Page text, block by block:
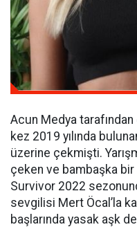
Acun Medya
kez 2019 yılında
üzerine çekmişti.
çeken ve bambaşka
Survivor 2022
sevgilisi Mert Öcal’la
başlarında yasak aşk